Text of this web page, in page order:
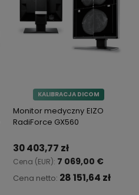
KALIBRACJA DICOM
Monitor medyczny EIZO
RadiForce GX560
30 403,77 zł
Cena (EUR): 7 069,00 €
Cena netto: 28 151,64 zł